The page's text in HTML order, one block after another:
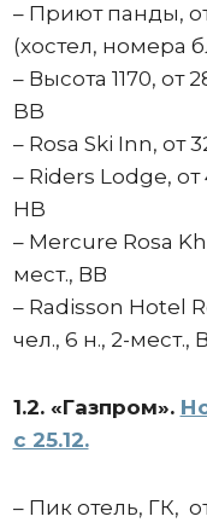
– Приют панды,
(хостел, номера
– Высота 1170, от
BB
– Rosa Ski Inn, от
– Riders Lodge, от
HB
– Mercure Rosa
мест., ВВ
– Radisson Hotel
чел., 6 н., 2-мест.,
1.2. «Газпром».
с 25.12.
– Пик отель, ГК,